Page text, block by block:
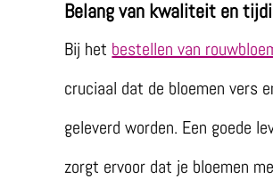
Belang van kwaliteit en
Bij het bestellen van
cruciaal dat de bloemen vers
geleverd worden. Een goede
zorgt ervoor dat je bloemen